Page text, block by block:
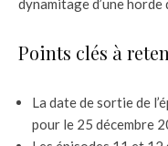
Points clés à
La date de sortie de
pour le 25 décembre